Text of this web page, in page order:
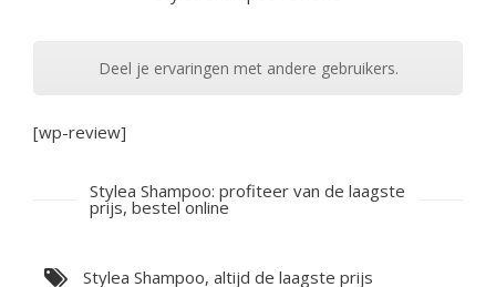
Deel je ervaringen met andere gebruikers.
[wp-review]
Stylea Shampoo: profiteer van de laagste
prijs, bestel online
Stylea Shampoo, altijd de laagste prijs